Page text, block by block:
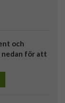
och
nedan för att